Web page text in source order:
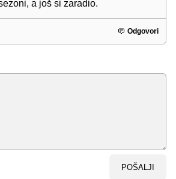
a još si zaradio.
Odgovori
POŠALJI